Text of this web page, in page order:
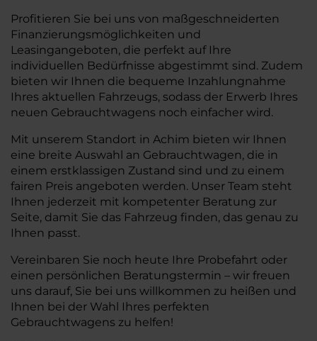
Profitieren Sie bei uns von maßgeschneiderten
Finanzierungsmöglichkeiten und
Leasingangeboten, die perfekt auf Ihre
individuellen Bedürfnisse abgestimmt sind. Zudem
bieten wir Ihnen die bequeme Inzahlungnahme
Ihres aktuellen Fahrzeugs, sodass der Erwerb Ihres
neuen Gebrauchtwagens noch einfacher wird.
Mit unserem Standort in Achim bieten wir Ihnen
eine breite Auswahl an Gebrauchtwagen, die in
einem erstklassigen Zustand sind und zu einem
fairen Preis angeboten werden. Unser Team steht
Ihnen jederzeit mit kompetenter Beratung zur
Seite, damit Sie das Fahrzeug finden, das genau zu
Ihnen passt.
Vereinbaren Sie noch heute Ihre Probefahrt oder
einen persönlichen Beratungstermin – wir freuen
uns darauf, Sie bei uns willkommen zu heißen und
Ihnen bei der Wahl Ihres perfekten
Gebrauchtwagens zu helfen!